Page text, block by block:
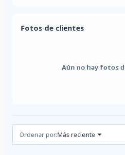
Fotos de clientes
Aún no hay fotos
Reseñas (0)
Ordenar por:Más reciente